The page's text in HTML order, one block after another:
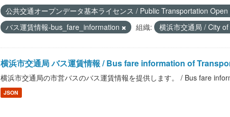
公共交通オープンデータ基本ライセンス / Public Transportation
バス運賃情報-bus_fare_information
組織: 横浜市交通局 / City
横浜市交通局 バス運賃情報 / Bus fare information of
横浜市交通局の市営バスのバス運賃情報を提供します。 / Bus fare
JSON